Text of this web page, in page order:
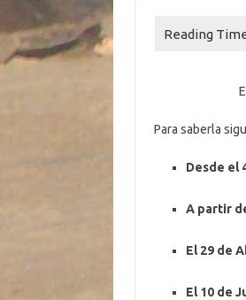
Para saberla
Desde el
A partir
El 29 de
El 10 de